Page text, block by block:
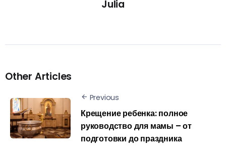
Julia
Other Articles
Previous
Крещение ребенка: полное
руководство для мамы – от
подготовки до праздника